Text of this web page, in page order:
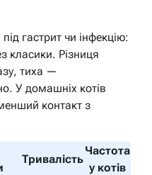
гастрит чи інфекцію:
класики. Різниця
тиха —
У домашніх котів
контакт з
Тривалість
Частота
у котів